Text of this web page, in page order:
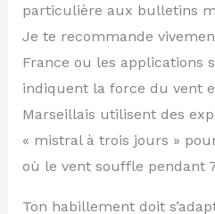
particulière aux bulletins
Je te recommande
France ou les applications
indiquent la force du vent
Marseillais utilisent des
« mistral à trois jours »
où le vent souffle pendant
Ton habillement doit